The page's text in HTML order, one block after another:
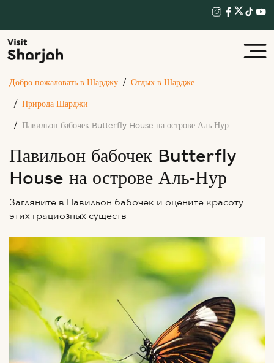
Добро пожаловать в Шарджу Отдых в Шардже
Природа Шарджи
Павильон бабочек Butterfly House на острове Аль-Нур
Павильон бабочек Butterfly
House на острове Аль-Нур
Загляните в Павильон бабочек и оцените красоту
этих грациозных существ